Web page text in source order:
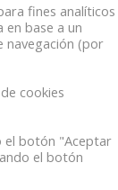
de Privacidad
fines analíticos
base a un
navegación (por
cookies
el botón "Aceptar
el botón